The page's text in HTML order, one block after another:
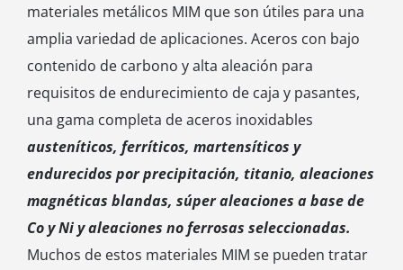
materiales metálicos MIM que son útiles para una
amplia variedad de aplicaciones. Aceros con bajo
contenido de carbono y alta aleación para
requisitos de endurecimiento de caja y pasantes,
una gama completa de aceros inoxidables
austeníticos, ferríticos, martensíticos y
endurecidos por precipitación, titanio, aleaciones
magnéticas blandas, súper aleaciones a base de
Co y Ni y aleaciones no ferrosas seleccionadas.
Muchos de estos materiales MIM se pueden tratar